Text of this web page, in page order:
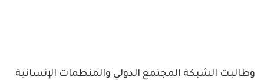
وطالبت الشبكة المجتمع الدولي والمنظمات الإنسانية